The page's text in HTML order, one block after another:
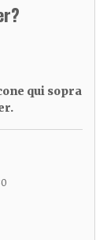
qui sopra